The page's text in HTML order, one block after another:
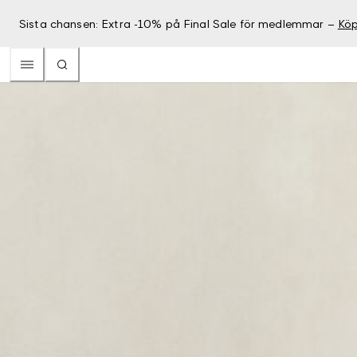
Sista chansen: Extra -10% på Final Sale för medlemmar –